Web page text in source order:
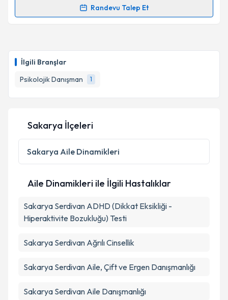
İlgili Branşlar
Psikolojik Danışman
1
kapsamda işlenmesini kabul ediyorum.
Randevu Talep Et
Randevu Takvimi Talebi
almanız için bir takvim hazırlandığında e-posta ile
bilgilendireceğiz.
E-posta Adresiniz
Kişisel verilerimin işlenmesine ilişkin
Metni'ni okudum ve kişisel verilerimin belirtilen
Sakarya İlçeleri
Sakarya Aile Dinamikleri
Aile Dinamikleri ile İlgili Hastalıklar
Sakarya Serdivan ADHD (Dikkat Eksikliği -
Hiperaktivite Bozukluğu) Testi
Sakarya Serdivan Ağrılı Cinsellik
Sakarya Serdivan Aile, Çift ve Ergen Danışmanlığı
Sakarya Serdivan Aile Danışmanlığı